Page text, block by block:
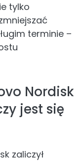
tylko
terminie –
Nordisk
jest się
zaliczył